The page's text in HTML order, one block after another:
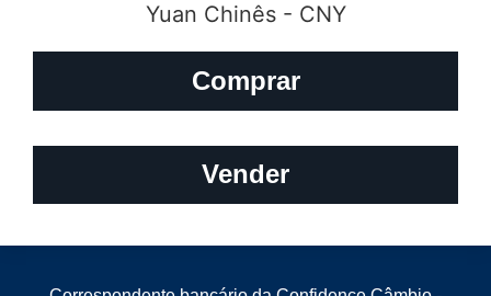
Yuan Chinês - CNY
Comprar
Vender